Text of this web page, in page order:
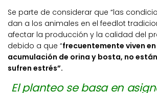
Se parte de considerar que “las
dan a los animales en el feedlot
afectar la producción y la calidad del
debido a que “frecuentemente viven
acumulación de orina y bosta, no
sufren estrés”.
El planteo se basa en